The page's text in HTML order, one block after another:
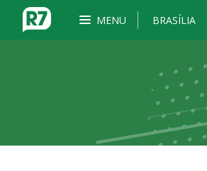
MENU BRASÍLIA